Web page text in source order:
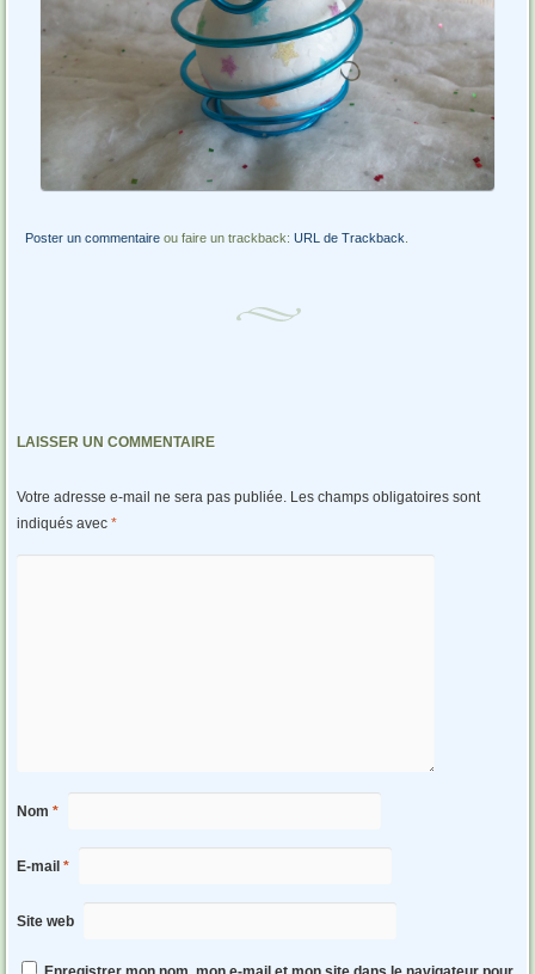
Poster un commentaire ou faire un trackback:URL de Trackback
LAISSER UN COMMENTAIRE
Votre adresse e-mail ne sera pas publiée. Les champs obligatoires sont
indiqués avec *
Nom *
E-mail *
Site web